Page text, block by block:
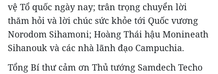
vệ Tổ quốc ngày nay; trân trọng chuyển lời
thăm hỏi và lời chúc sức khỏe tới Quốc vương
Norodom Sihamoni; Hoàng Thái hậu Monineath
Sihanouk và các nhà lãnh đạo Campuchia.
Tổng Bí thư cảm ơn Thủ tướng Samdech Techo